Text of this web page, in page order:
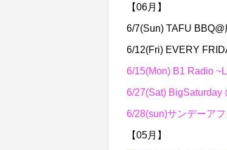
【06月】
6/7(Sun) TAFU BBQ@
6/12(Fri) EVERY
6/15(Mon) B1 Radio
6/27(Sat) BigSaturday
6/28(sun)サンデーア
【05月】